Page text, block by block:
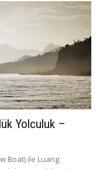
Yolculuk –
Boat) ile Luang